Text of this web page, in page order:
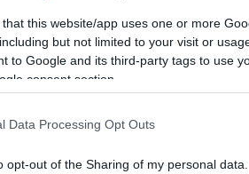
that this website/app uses one or more
but not limited to your visit or
to Google and its third-party tags to use
consent section.
Data Processing Opt Outs
opt-out of the Sharing of my personal data.
«υπήρξε παράδειγμα
και με την καθημερινή της
προσφοράς», δηλώνει ο
Αμοργού πάει στον
233